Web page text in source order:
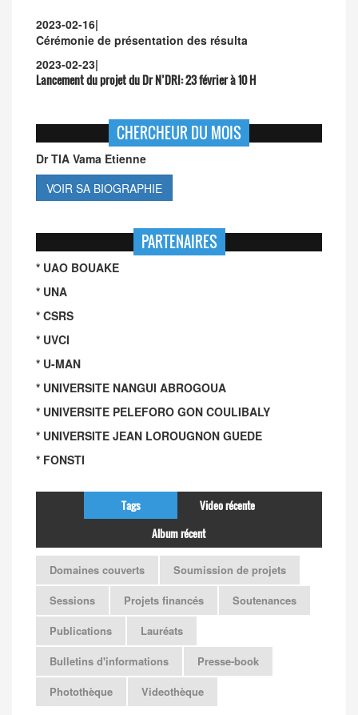
2023-02-16|
Cérémonie de présentation des résulta
2023-02-23|
Lancement du projet du Dr N’DRI:23 février à 10 H
CHERCHEUR DU MOIS
Dr TIA Vama Etienne
VOIR SA BIOGRAPHIE
PARTENAIRES
* UAO BOUAKE
* UNA
* CSRS
* UVCI
* U-MAN
* UNIVERSITE NANGUI ABROGOUA
* UNIVERSITE PELEFORO GON COULIBALY
* UNIVERSITE JEAN LOROUGNON GUEDE
* FONSTI
Tags
Video récente
Album récent
Domaines couverts
Soumission de projets
Sessions
Projets financés
Soutenances
Publications
Lauréats
Bulletins d'informations
Presse-book
Photothèque
Videothèque